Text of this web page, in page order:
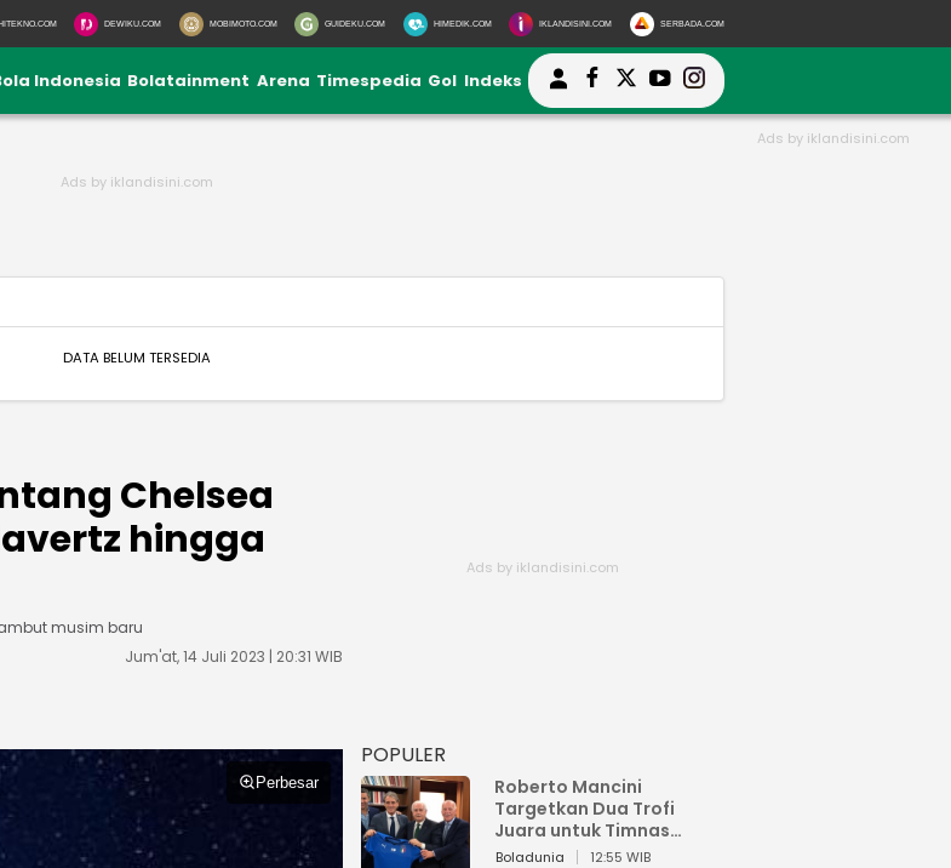
DEWIKU.COM MOBIMOTO.COM GUIDEKU.COM HIMEDIK.COM IKLANDISINI.COM SERBADA.COM
Indonesia Bolatainment Arena Timespedia Gol Indeks
DATA BELUM TERSEDIA
Chelsea
hingga
musim baru
Jum'at, 14 Juli 2023 | 20:31 WIB
Perbesar
POPULER
Roberto Mancini
Targetkan Dua Trofi
Juara untuk Timnas
Italia
Boladunia 12:55 WIB